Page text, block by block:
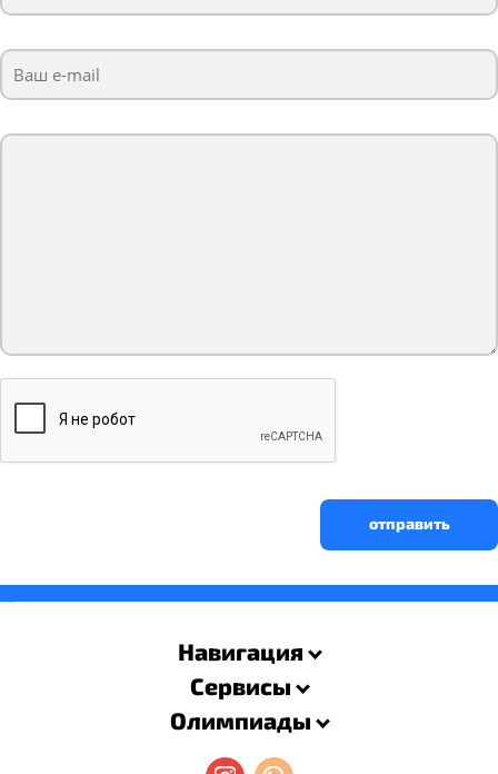
отправить
Навигация
Сервисы
Олимпиады